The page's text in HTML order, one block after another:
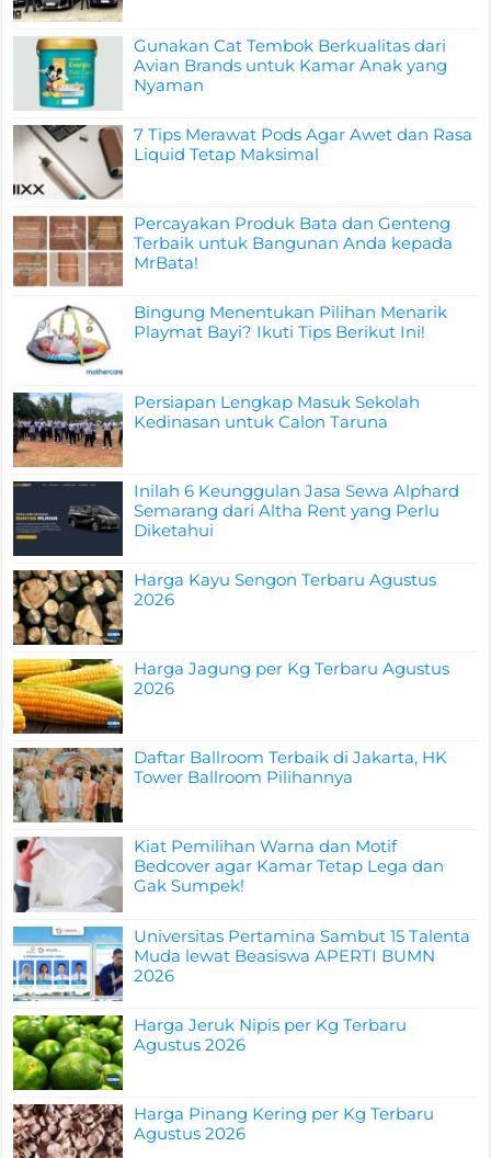
Gunakan Cat Tembok Berkualitas dari
Avian Brands untuk Kamar Anak yang
Nyaman
7 Tips Merawat Pods Agar Awet dan Rasa
Liquid Tetap Maksimal
Percayakan Produk Bata dan Genteng
Terbaik untuk Bangunan Anda kepada
MrBata!
Bingung Menentukan Pilihan Menarik
Playmat Bayi? Ikuti Tips Berikut Ini!
Persiapan Lengkap Masuk Sekolah
Kedinasan untuk Calon Taruna
Inilah 6 Keunggulan Jasa Sewa Alphard
Semarang dari Altha Rent yang Perlu
Diketahui
Harga Kayu Sengon Terbaru Agustus
2026
Harga Jagung per Kg Terbaru Agustus
2026
Daftar Ballroom Terbaik di Jakarta, HK
Tower Ballroom Pilihannya
Kiat Pemilihan Warna dan Motif
Bedcover agar Kamar Tetap Lega dan
Gak Sumpek!
Universitas Pertamina Sambut 15 Talenta
Muda lewat Beasiswa APERTI BUMN
2026
Harga Jeruk Nipis per Kg Terbaru
Agustus 2026
Harga Pinang Kering per Kg Terbaru
Agustus 2026